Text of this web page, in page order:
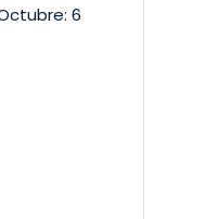
6